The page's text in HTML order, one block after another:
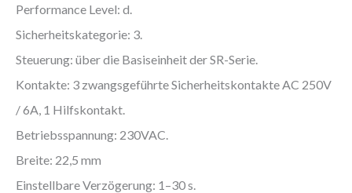
Performance Level: d.
Sicherheitskategorie: 3.
Steuerung: über die Basiseinheit der SR-Serie.
Kontakte: 3 zwangsgeführte Sicherheitskontakte AC 250V
/ 6A, 1 Hilfskontakt.
Betriebsspannung: 230VAC.
Breite: 22,5 mm
Einstellbare Verzögerung: 1–30 s.